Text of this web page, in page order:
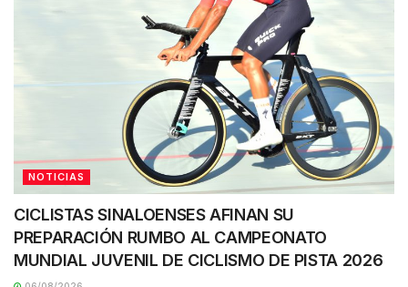
NOTICIAS
CICLISTAS SINALOENSES AFINAN SU
PREPARACIÓN RUMBO AL CAMPEONATO
MUNDIAL JUVENIL DE CICLISMO DE PISTA 2026